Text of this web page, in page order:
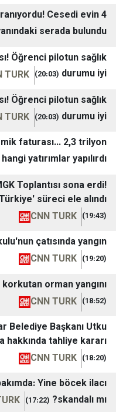
olarak aranıyordu!
yanındaki
(20:37)
uçağı kazası! Öğrenci
CNN TURK
uçağı kazası! Öğrenci
CNN TURK
ekonomik
dolar ile hangi
(19:44)
HABERİ: MGK
'Terörsüz Türkiye'
CNN
Harp Okulu'nun
CNN
Uludağ'da korkutan
CNN
Avcılar Belediye
Çaykara hakkında
CNN
yoğun bakımda:
(17:22)
CNN TURK